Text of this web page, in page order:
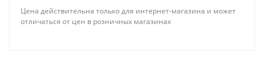
Цена действительна только для интернет-магазина и может
отличаться от цен в розничных магазинах